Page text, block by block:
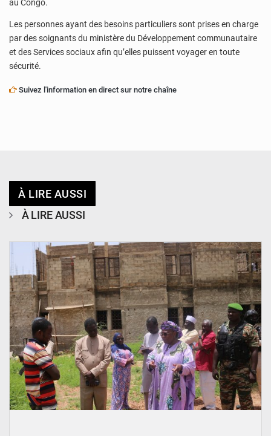
au Congo.
Les personnes ayant des besoins particuliers sont prises en charge
par des soignants du ministère du Développement communautaire
et des Services sociaux afin qu’elles puissent voyager en toute
sécurité.
Suivez l'information en direct sur notre chaîne
À LIRE AUSSI
À LIRE AUSSI